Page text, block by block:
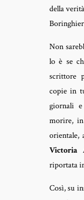
della
Non
lo è se
scrittore
copie in
giornali
morire,
orientale,
Victoria
riportata
Così, su